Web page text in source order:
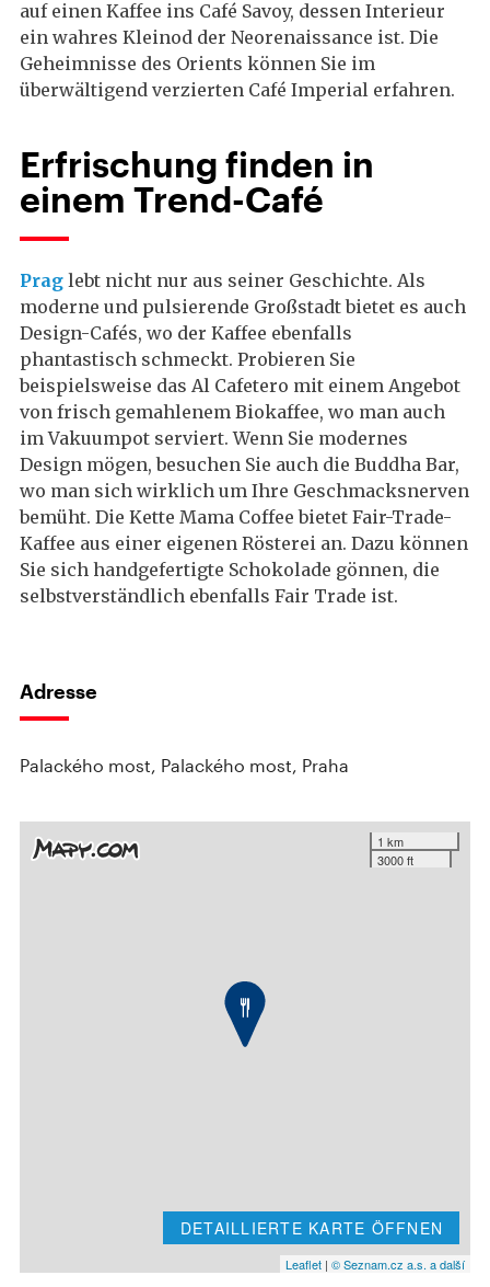
auf einen Kaffee ins Café Savoy, dessen Interieur
ein wahres Kleinod der Neorenaissance ist. Die
Geheimnisse des Orients können Sie im
überwältigend verzierten Café Imperial erfahren.
Erfrischung finden in
einem Trend-Café
Prag lebt nicht nur aus seiner Geschichte. Als
moderne und pulsierende Großstadt bietet es auch
Design-Cafés, wo der Kaffee ebenfalls
phantastisch schmeckt. Probieren Sie
beispielsweise das Al Cafetero mit einem Angebot
von frisch gemahlenem Biokaffee, wo man auch
im Vakuumpot serviert. Wenn Sie modernes
Design mögen, besuchen Sie auch die Buddha Bar,
wo man sich wirklich um Ihre Geschmacksnerven
bemüht. Die Kette Mama Coffee bietet Fair-Trade-
Kaffee aus einer eigenen Rösterei an. Dazu können
Sie sich handgefertigte Schokolade gönnen, die
selbstverständlich ebenfalls Fair Trade ist.
Adresse
Palackého most, Palackého most, Praha
1 km
3000 ft
DETAILLIERTE KARTE ÖFFNEN
Leaflet | © Seznam.cz a.s. a další